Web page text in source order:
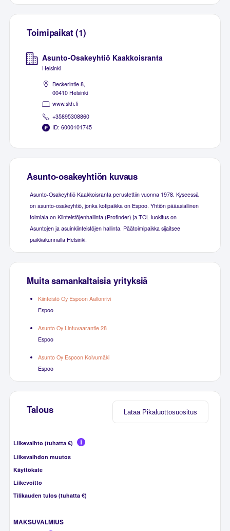
Toimipaikat (1)
Asunto-Osakeyhtiö Kaakkoisranta
Helsinki
Beckerintie 8,
00410 Helsinki
www.skh.fi
+35895308860
ID: 6000101745
Asunto-osakeyhtiön kuvaus
Asunto-Osakeyhtiö Kaakkoisranta perustettiin vuonna 1978. Kyseessä
on asunto-osakeyhtiö, jonka kotipaikka on Espoo. Yhtiön pääasiallinen
toimiala on Kiinteistöjenhallinta (Profinder) ja TOL-luokitus on
Asuntojen ja asuinkiinteistöjen hallinta. Päätoimipaikka sijaitsee
paikkakunnalla Helsinki.
Muita samankaltaisia yrityksiä
Kiinteistö Oy Espoon Aallonrivi
Espoo
Asunto Oy Lintuvaarantie 28
Espoo
Asunto Oy Espoon Koivumäki
Espoo
Lataa Pikaluottosuositus
Talous
Liikevaihto (tuhatta €)
Liikevaihdon muutos
Käyttökate
Liikevoitto
Tilikauden tulos (tuhatta €)
MAKSUVALMIUS